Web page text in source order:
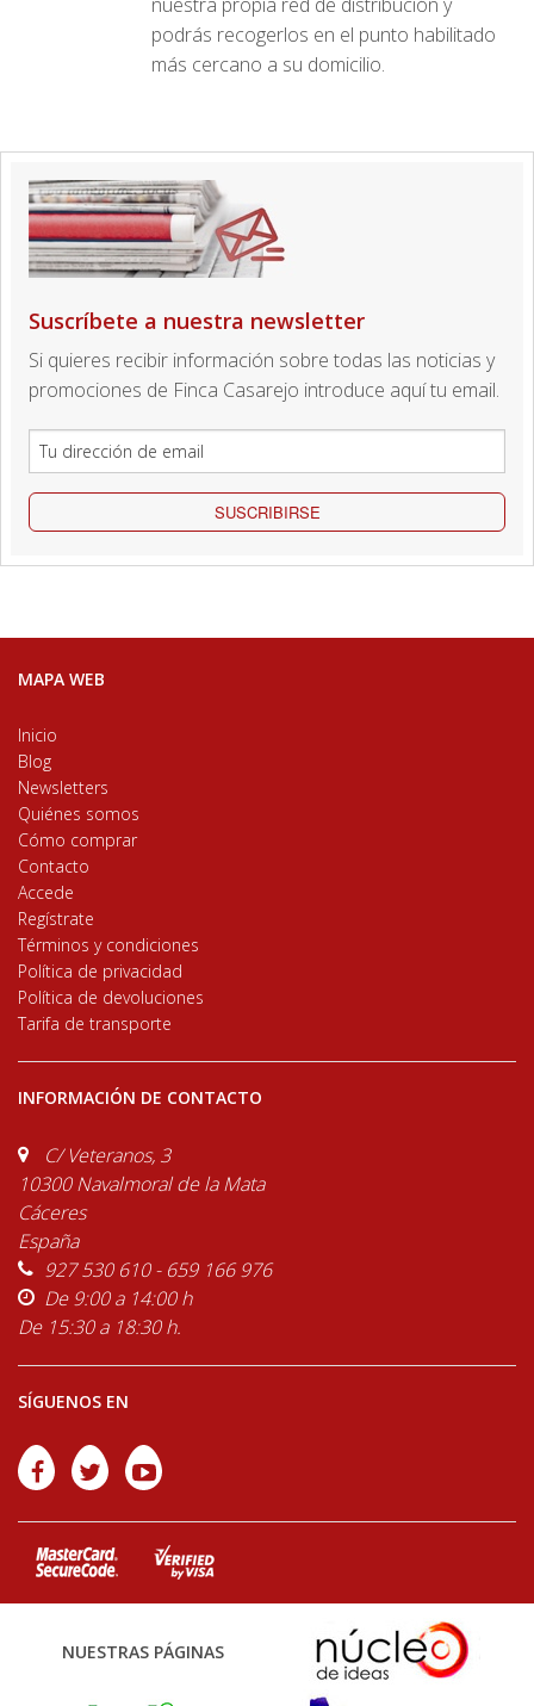
podrás recogerlos en el punto habilitado
más cercano a su domicilio.
Suscríbete a nuestra newsletter
Si quieres recibir información sobre todas las noticias y
promociones de Finca Casarejo introduce aquí tu email.
SUSCRIBIRSE
MAPA WEB
Inicio
Blog
Newsletters
Quiénes somos
Cómo comprar
Contacto
Accede
Regístrate
Términos y condiciones
Política de privacidad
Política de devoluciones
Tarifa de transporte
INFORMACIÓN DE CONTACTO
C/ Veteranos, 3
10300 Navalmoral de la Mata
Cáceres
España
927 530 610 - 659 166 976
De 9:00 a 14:00 h
De 15:30 a 18:30 h.
SÍGUENOS EN
NUESTRAS PÁGINAS